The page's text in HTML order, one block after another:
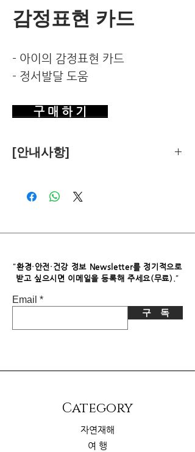
감정표현 카드
- 아이의 감정표현 카드
- 정서발달 도움
구 매 하 기
[안내사항]
객관적 기준에 따라 독립적으로 수행합
파트너스로부터 소정의 수수료를 받습
없습니다.
"환경·안전·건강 정보 Newsletter를 정기적으로
받고 싶으시면​ 이메일을 등록해 주세요(무료)."
Email
구 독
​Category
자연재해
여 행